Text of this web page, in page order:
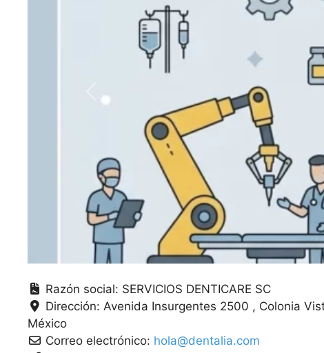
Anterior
Razón social: SERVICIOS DENTICARE SC
Dirección:Avenida Insurgentes 2500 , Colonia
México
Correo electrónico: hola@dentalia.com